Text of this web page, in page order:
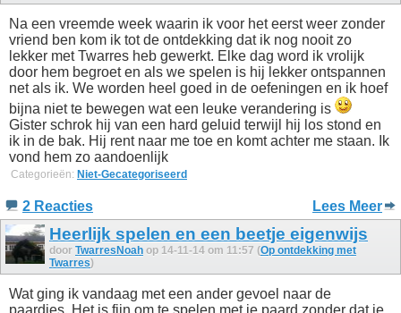
Na een vreemde week waarin ik voor het eerst weer zonder
vriend ben kom ik tot de ontdekking dat ik nog nooit zo
lekker met Twarres heb gewerkt. Elke dag word ik vrolijk
door hem begroet en als we spelen is hij lekker ontspannen
net als ik. We worden heel goed in de oefeningen en ik hoef
bijna niet te bewegen wat een leuke verandering is
Gister schrok hij van een hard geluid terwijl hij los stond en
ik in de bak. Hij rent naar me toe en komt achter me staan. Ik
vond hem zo aandoenlijk
Categorieën: Niet-Gecategoriseerd
2 Reacties Lees Meer
Heerlijk spelen en een beetje eigenwijs
door TwarresNoah op 14-11-14 om 11:57 (Op ontdekking met
Twarres)
Wat ging ik vandaag met een ander gevoel naar de
paardjes. Het is fijn om te spelen met je paard zonder dat je